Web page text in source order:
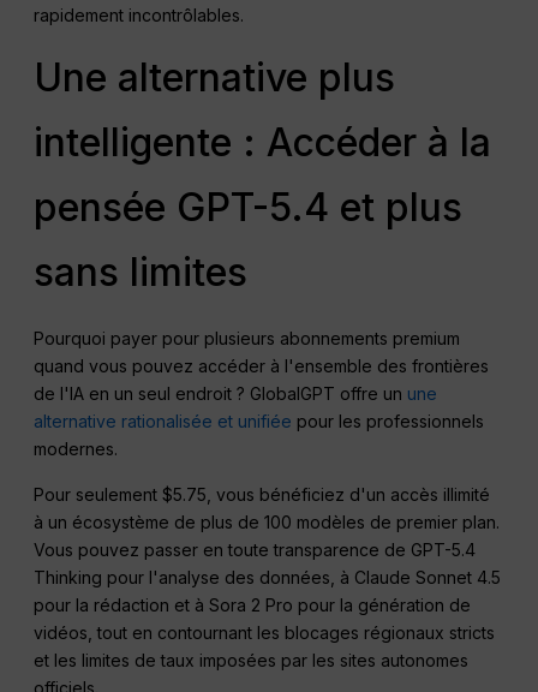
rapidement incontrôlables.
Une alternative plus
intelligente : Accéder à la
pensée GPT-5.4 et plus
sans limites
Pourquoi payer pour plusieurs abonnements premium
quand vous pouvez accéder à l'ensemble des frontières
de l'IA en un seul endroit ? GlobalGPT offre un une
alternative rationalisée et unifiée pour les professionnels
modernes.
Pour seulement $5.75, vous bénéficiez d'un accès illimité
à un écosystème de plus de 100 modèles de premier plan.
Vous pouvez passer en toute transparence de GPT-5.4
Thinking pour l'analyse des données, à Claude Sonnet 4.5
pour la rédaction et à Sora 2 Pro pour la génération de
vidéos, tout en contournant les blocages régionaux stricts
et les limites de taux imposées par les sites autonomes
officiels.